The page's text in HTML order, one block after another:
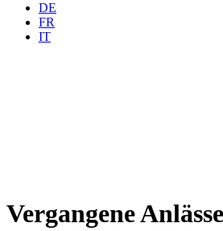
DE
FR
IT
Vergangene Anlässe